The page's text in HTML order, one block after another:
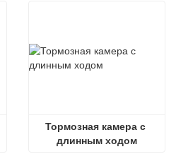
Тормозная камера с
длинным ходом